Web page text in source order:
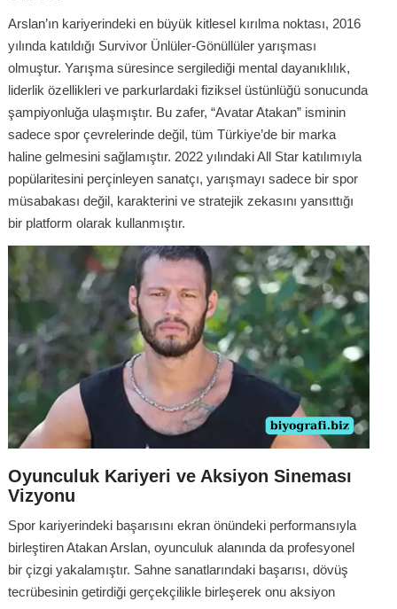
Arslan’ın kariyerindeki en büyük kitlesel kırılma noktası, 2016
yılında katıldığı Survivor Ünlüler-Gönüllüler yarışması
olmuştur. Yarışma süresince sergilediği mental dayanıklılık,
liderlik özellikleri ve parkurlardaki fiziksel üstünlüğü sonucunda
şampiyonluğa ulaşmıştır. Bu zafer, “Avatar Atakan” isminin
sadece spor çevrelerinde değil, tüm Türkiye’de bir marka
haline gelmesini sağlamıştır. 2022 yılındaki All Star katılımıyla
popülaritesini perçinleyen sanatçı, yarışmayı sadece bir spor
müsabakası değil, karakterini ve stratejik zekasını yansıttığı
bir platform olarak kullanmıştır.
Oyunculuk Kariyeri ve Aksiyon Sineması
Vizyonu
Spor kariyerindeki başarısını ekran önündeki performansıyla
birleştiren Atakan Arslan, oyunculuk alanında da profesyonel
bir çizgi yakalamıştır. Sahne sanatlarındaki başarısı, dövüş
tecrübesinin getirdiği gerçekçilikle birleşerek onu aksiyon